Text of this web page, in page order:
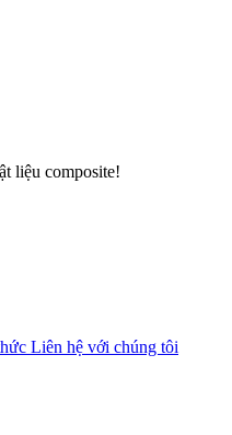
liệu composite!
Liên hệ với chúng tôi